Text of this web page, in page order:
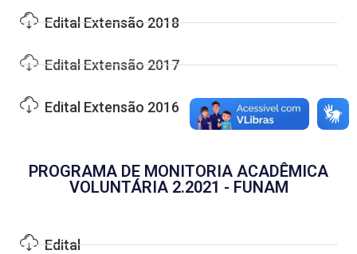
Edital Extensão 2018
Edital Extensão 2017
Edital Extensão 2016
PROGRAMA DE MONITORIA ACADÊMICA
VOLUNTÁRIA 2.2021 - FUNAM
Edital